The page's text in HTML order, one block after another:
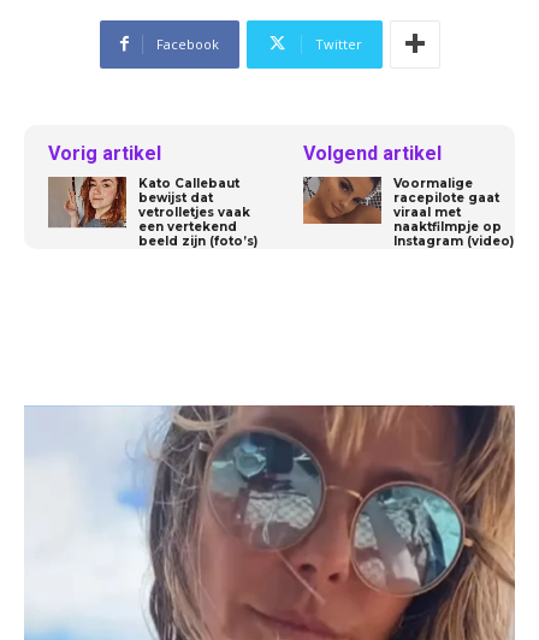
Facebook Twitter
Vorig artikel
Kato Callebaut
bewijst dat
vetrolletjes vaak
een vertekend
beeld zijn (foto’s)
Volgend artikel
Voormalige
racepilote gaat
viraal met
naaktfilmpje op
Instagram (video)